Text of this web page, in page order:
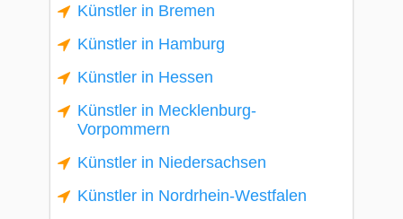
Künstler in Bremen
Künstler in Hamburg
Künstler in Hessen
Künstler in Mecklenburg-
Vorpommern
Künstler in Niedersachsen
Künstler in Nordrhein-Westfalen